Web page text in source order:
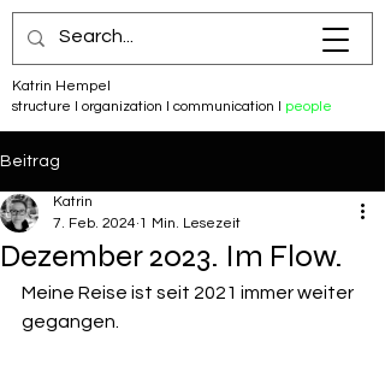
Katrin Hempel
structure I organization I communication I people
Beitrag
Dezember 2023. Im Flow.
Katrin
7. Feb. 2024 1 Min. Lesezeit
Meine Reise ist seit 2021 immer weiter
gegangen.